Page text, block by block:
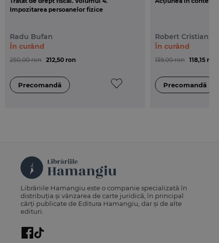
leasing, limita de 50% se aplica asupra diferentei
nefavorabile dintre veniturile din diferente de curs
datoriilor cu decontare in functie de cursul unei
valute, rezultate din evaluarea sau decontarea
acestora si cheltuielile din diferente de curs
Impozitarea persoanelor fizice
Radu Bufan
250,00 ron 212,50 ron
În curând
Robert Cristian
139,00 ron 118,15 ron
În curând
Librăriile Hamangiu este o companie specializată în
distribuția și vânzarea de carte juridică, în principal
cărți publicate de Editura Hamangiu, dar și de alte
edituri.